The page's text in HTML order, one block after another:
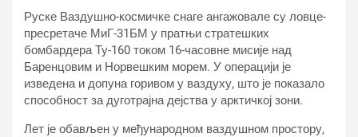
Руске Ваздушно-космичке снаге ангажовале су ловце-
пресретаче МиГ-31БМ у пратњи стратешких
бомбардера Ту-160 током 16-часовне мисије над
Баренцовим и Норвешким морем. У операцији је
изведена и допуна горивом у ваздуху, што је показало
способност за дуготрајна дејства у арктичкој зони.
Лет је обављен у међународном ваздушном простору,